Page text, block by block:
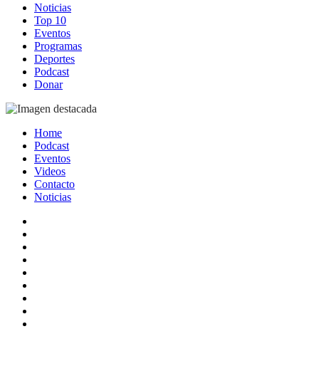
Noticias
Top 10
Eventos
Programas
Deportes
Podcast
Donar
Home
Podcast
Eventos
Videos
Contacto
Noticias